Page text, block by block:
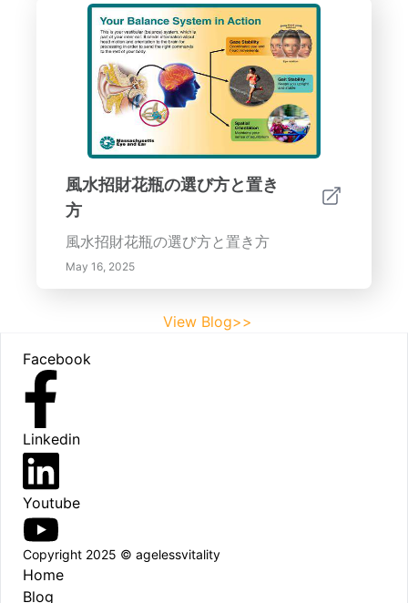
風水招財花瓶の選び方と置き
方
風水招財花瓶の選び方と置き方
May 16, 2025
View Blog>>
Facebook
Linkedin
Youtube
Copyright 2025 © agelessvitality
Home
Blog